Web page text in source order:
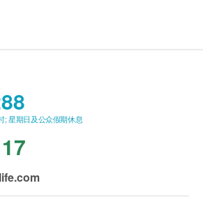
Pressure : 25-125psi
period : 约12个月months
慧型净水系统通过NSF标准42/53
符合FDA材质。 0.2微米超微细除
碳棒技术，过滤99.9%致病微生
单後 2-5 个工作天内安排发货。
会因节日而有所影响。当八号烈风
暴雨警告生效时，送货服务时间将
相关货品的供应情况再作最後确
未能提供任何订单上的货品，生活
; 星期日及公众假期休息